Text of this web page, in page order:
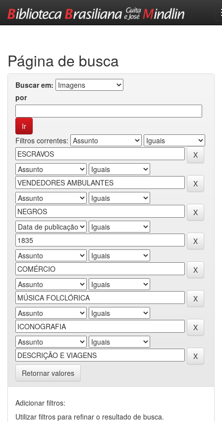
Página de busca
Buscar em:
por
Filtros correntes:
Retornar valores
Adicionar filtros:
Utilizar filtros para refinar o resultado de busca.